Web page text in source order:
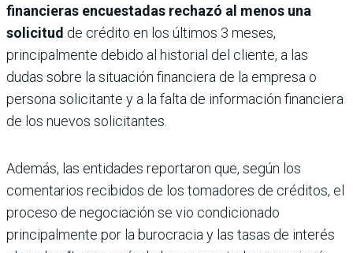
financieras encuestadas rechazó al menos una
solicitud de crédito en los últimos 3 meses,
principalmente debido al historial del cliente, a las
dudas sobre la situación financiera de la empresa o
persona solicitante y a la falta de información financiera
de los nuevos solicitantes.
Además, las entidades reportaron que, según los
comentarios recibidos de los tomadores de créditos, el
proceso de negociación se vio condicionado
principalmente por la burocracia y las tasas de interés